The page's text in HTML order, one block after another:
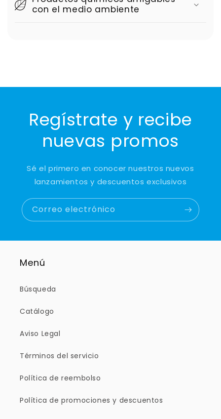
con el medio ambiente
Regístrate y recibe
nuevas promos
Sé el primero en conocer nuestros nuevos
lanzamientos y descuentos exclusivos
Correo electrónico
Menú
Búsqueda
Catálogo
Aviso Legal
Términos del servicio
Política de reembolso
Política de promociones y descuentos